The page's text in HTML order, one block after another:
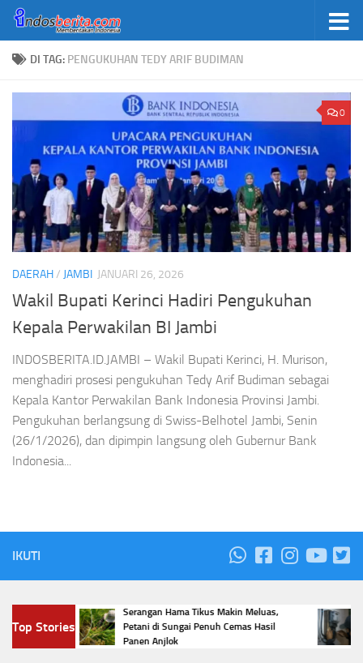
Skip to content
DI TAG: PENGUKUHAN TEDY ARIF BUDIMAN
0
DAERAH/ JAMBI JANUARI 26, 2026
Wakil Bupati Kerinci Hadiri Pengukuhan
Kepala Perwakilan BI Jambi
INDOSBERITA.ID.JAMBI – Wakil Bupati Kerinci, H. Murison,
menghadiri prosesi pengukuhan Tedy Arif Budiman sebagai
Kepala Kantor Perwakilan Bank Indonesia Provinsi Jambi.
Pengukuhan berlangsung di Swiss-Belhotel Jambi, Senin
(26/1/2026), dan dipimpin langsung oleh Gubernur Bank
Indonesia...
IKUTI
Top Stories
Serangan Hama Tikus Makin Meluas,
Petani di Sungai Penuh Cemas Hasil
Panen Anjlok